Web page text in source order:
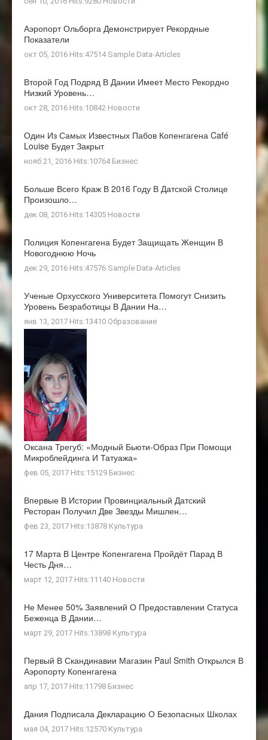
Аэропорт Ольборга Демонстрирует Рекордные
Показатели
окт 05, 2016 Hits:47514 Sample Data-Articles
Второй Год Подряд В Дании Имеет Место Рекордно
Низкий Уровень…
окт 28, 2016 Hits:10842 Новости
Один Из Самых Известных Пабов Копенгагена Café
Louise Будет Закрыт
нояб 21, 2016 Hits:10764 Бизнес
Больше Всего Краж В 2016 Году В Датской Столице
Произошло…
дек 08, 2016 Hits:14305 Новости
Полиция Копенгагена Будет Защищать Женщин В
Новогоднюю Ночь
дек 29, 2016 Hits:47576 Sample Data-Articles
Ученые Орхусcкого Университета Помогут Снизить
Уровень Безработицы В Дании На…
янв 13, 2017 Hits:13410 Образование
Оксана Трегуб: «Модный Бьюти-Образ При Помощи
Микроблейдинга И Татуажа»
фев 05, 2017 Hits:15129 Бизнес
Впервые В Истории Провинциальный Датский
Ресторан Получил Две Звезды Мишлен…
фев 23, 2017 Hits:13878 Культура
17 Марта В Центре Копенгагена Пройдёт Парад В
Честь Дня…
март 12, 2017 Hits:11140 Новости
Не Менее 50% Заявлений О Предоставлении Статуса
Беженца В Дании…
март 29, 2017 Hits:13898 Культура
Первый В Скандинавии Магазин Paul Smith Открылся В
Аэропорту Копенгагена
апр 17, 2017 Hits:11798 Бизнес
Дания Подписала Декларацию О Безопасных Школах
мая 04, 2017 Hits:12570 Культура